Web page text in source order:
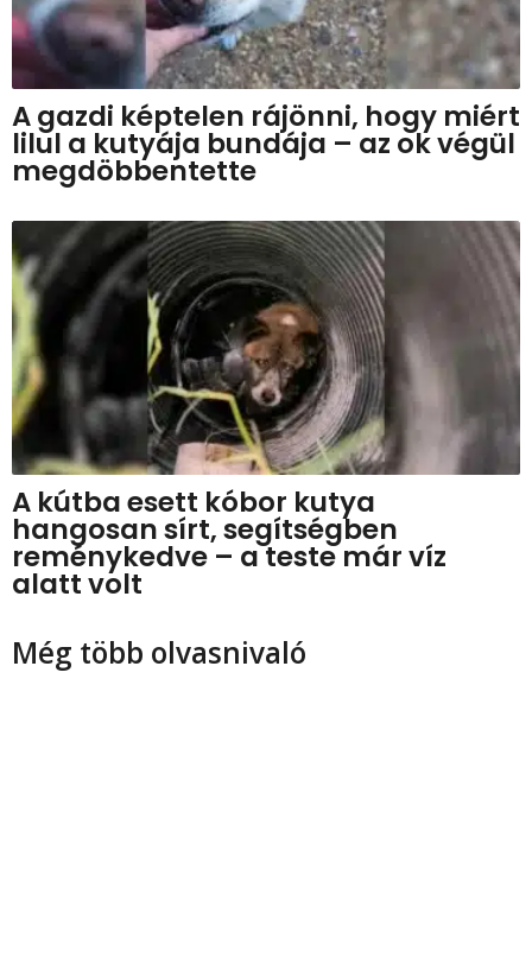
A gazdi képtelen rájönni, hogy miért
lilul a kutyája bundája – az ok végül
megdöbbentette
A kútba esett kóbor kutya
hangosan sírt, segítségben
reménykedve – a teste már víz
alatt volt
Még több olvasnivaló